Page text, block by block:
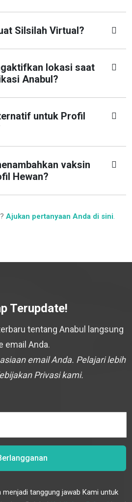
Silsilah Virtual?
lokasi saat
Anabul?
untuk Profil
vaksin
Hewan?
Ajukan pertanyaan Anda di sini.
Terupdate!
tentang Anabul langsung
email Anda.
email Anda. Pelajari lebih
Privasi kami.
menjadi tanggung jawab Kami untuk